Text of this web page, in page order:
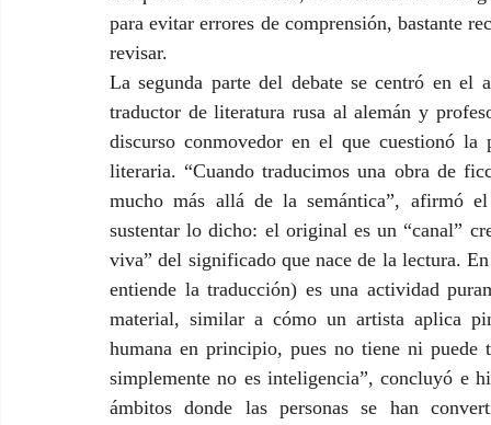
para evitar errores de comprensión, bastante
revisar.
La segunda parte del debate se centró en el
traductor de literatura rusa al alemán y
discurso conmovedor en el que cuestionó
literaria. “Cuando traducimos una obra de
mucho más allá de la semántica”, afirmó
sustentar lo dicho: el original es un “canal”
viva” del significado que nace de la lectura.
entiende la traducción) es una actividad
material, similar a cómo un artista aplica
humana en principio, pues no tiene ni
simplemente no es inteligencia”, concluyó e
ámbitos donde las personas se han